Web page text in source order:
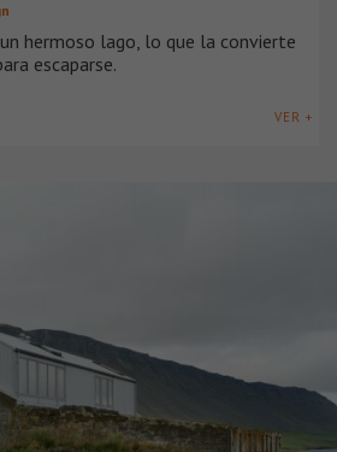
hermoso lago, lo que la convierte
escaparse.
VER +